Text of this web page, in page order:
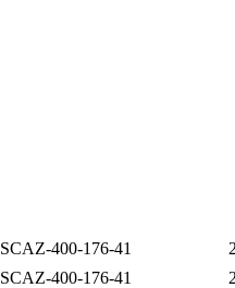
SCAZ-400-176-41
SCAZ-400-176-41